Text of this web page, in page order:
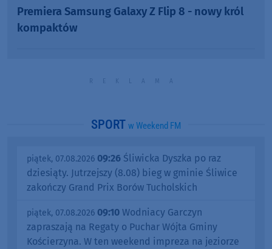
Premiera Samsung Galaxy Z Flip 8 - nowy król
kompaktów
SPORT w Weekend FM
piątek, 07.08.2026 09:26 Śliwicka Dyszka po raz
dziesiąty. Jutrzejszy (8.08) bieg w gminie Śliwice
zakończy Grand Prix Borów Tucholskich
piątek, 07.08.2026 09:10 Wodniacy Garczyn
zapraszają na Regaty o Puchar Wójta Gminy
Kościerzyna. W ten weekend impreza na jeziorze